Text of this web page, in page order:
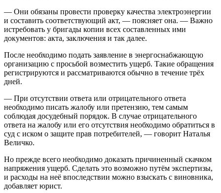
— Они обязаны провести проверку качества электроэнергии
и составить соответствующий акт, — поясняет она. — Важно
истребовать у бригады копии всех составленных ими
документов: акта, заключения и так далее.
После необходимо подать заявление в энергоснабжающую
организацию с просьбой возместить ущерб. Такие обращения
регистрируются и рассматриваются обычно в течение трёх
дней.
— При отсутствии ответа или отрицательного ответа
необходимо писать жалобу или претензию, тем самым
соблюдая досудебный порядок. В случае отрицательного
ответа на жалобу или его отсутствия необходимо обратиться в
суд с иском о защите прав потребителей, — говорит Наталья
Величко.
Но прежде всего необходимо доказать причиненный скачком
напряжения ущерб. Сделать это возможно путём экспертизы,
и расходы на неё впоследствии можно взыскать с виновника,
добавляет юрист.